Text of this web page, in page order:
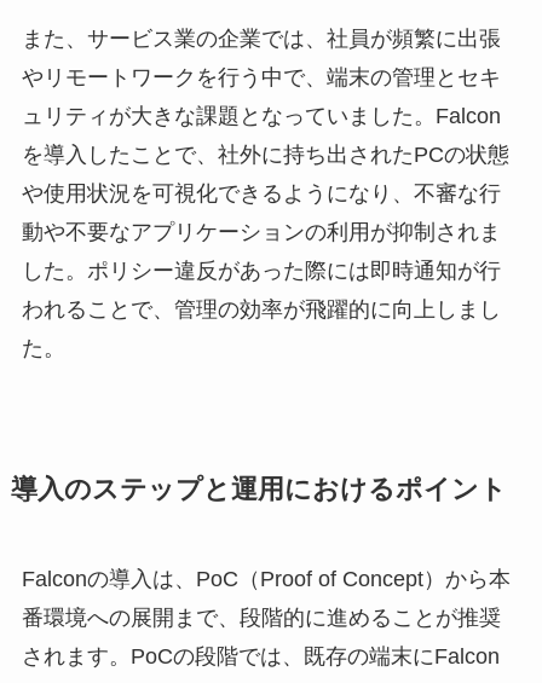
また、サービス業の企業では、社員が頻繁に出張
やリモートワークを行う中で、端末の管理とセキ
ュリティが大きな課題となっていました。Falcon
を導入したことで、社外に持ち出されたPCの状態
や使用状況を可視化できるようになり、不審な行
動や不要なアプリケーションの利用が抑制されま
した。ポリシー違反があった際には即時通知が行
われることで、管理の効率が飛躍的に向上しまし
た。
導入のステップと運用におけるポイント
Falconの導入は、PoC（Proof of Concept）から本
番環境への展開まで、段階的に進めることが推奨
されます。PoCの段階では、既存の端末にFalcon